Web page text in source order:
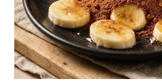
WN
MALUKU
WN
MALUT